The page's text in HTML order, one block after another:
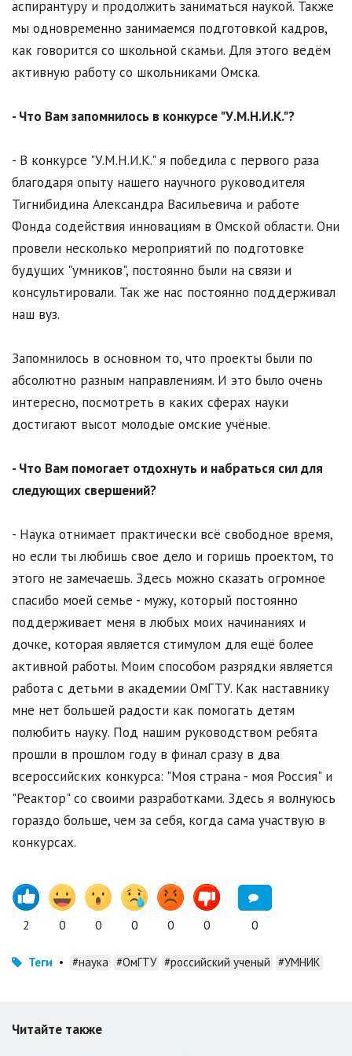
аспирантуру и продолжить заниматься наукой. Также
мы одновременно занимаемся подготовкой кадров,
как говорится со школьной скамьи. Для этого ведём
активную работу со школьниками Омска.
- Что Вам запомнилось в конкурсе "У.М.Н.И.К."?
- В конкурсе "У.М.Н.И.К." я победила с первого раза
благодаря опыту нашего научного руководителя
Тигнибидина Александра Васильевича и работе
Фонда содействия инновациям в Омской области. Они
провели несколько мероприятий по подготовке
будущих "умников", постоянно были на связи и
консультировали. Так же нас постоянно поддерживал
наш вуз.
Запомнилось в основном то, что проекты были по
абсолютно разным направлениям. И это было очень
интересно, посмотреть в каких сферах науки
достигают высот молодые омские учёные.
- Что Вам помогает отдохнуть и набраться сил для
следующих свершений?
- Наука отнимает практически всё свободное время,
но если ты любишь свое дело и горишь проектом, то
этого не замечаешь. Здесь можно сказать огромное
спасибо моей семье - мужу, который постоянно
поддерживает меня в любых моих начинаниях и
дочке, которая является стимулом для ещё более
активной работы. Моим способом разрядки является
работа с детьми в академии ОмГТУ. Как наставнику
мне нет большей радости как помогать детям
полюбить науку. Под нашим руководством ребята
прошли в прошлом году в финал сразу в два
всероссийских конкурса: "Моя страна - моя Россия" и
"Реактор" со своими разработками. Здесь я волнуюсь
гораздо больше, чем за себя, когда сама участвую в
конкурсах.
2 0 0 0 0 0 0
Теги • #наука #ОмГТУ #российский ученый #УМНИК
Читайте также